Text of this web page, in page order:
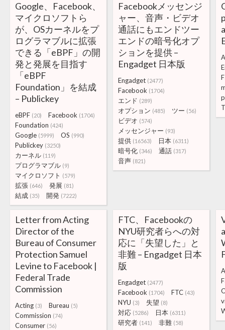
Google、Facebook、
マイクロソフトら
が、OSカーネルをプ
ログラマブルに拡張
できる「eBPF」の開
発と発展を目指す
「eBPF
Foundation」を結成
– Publickey
eBPF (20) Facebook (1704)
Foundation (424)
Google (5999) OS (990)
Publickey (3250)
カーネル (119)
プログラマブル (9)
マイクロソフト (579)
拡張 (646) 発展 (81)
結成 (35) 開発 (7222)
Facebookメッセンジ
ャー、音声・ビデオ
通話にもエンドツー
エンドの暗号化オプ
ションを提供 –
Engadget 日本版
Engadget (2477)
Facebook (1704)
エンド (289)
オプション (485) ツー (56)
ビデオ (574)
メッセンジャー (93)
提供 (16563) 日本 (6311)
暗号化 (346) 通話 (317)
音声 (821)
Letter from Acting
Director of the
Bureau of Consumer
Protection Samuel
Levine to Facebook |
Federal Trade
Commission
Acting (3) Bureau (5)
Commission (74)
Consumer (56)
FTC、Facebookの
NYU研究者らへの対
応に「失望した」と
非難 – Engadget 日本
版
Engadget (2477)
Facebook (1704) FTC (43)
NYU (3) 失望 (8)
対応 (5286) 日本 (6311)
研究者 (141) 非難 (58)